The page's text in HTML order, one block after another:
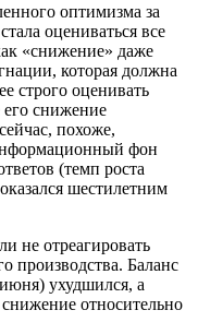
оптимизма за
оцениваться все
«снижение» даже
которая должна
строго оценивать
его снижение
похоже,
фон
(темп роста
шестилетним
не отреагировать
производства. Баланс
ухудшился, а
относительно